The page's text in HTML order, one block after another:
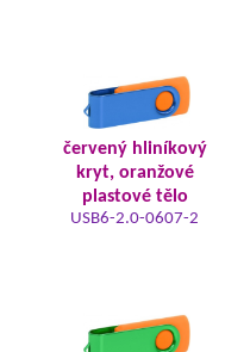
červený hliníkový
kryt, oranžové
plastové tělo
USB6-2.0-0607-2